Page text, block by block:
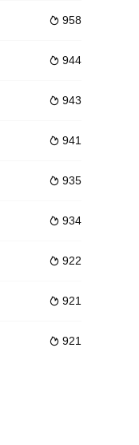
逃往上海，在这个鱼龙混
放弃悠悠球的念头。就在这
 958
 944
 943
 941
 935
 934
 922
 921
 921